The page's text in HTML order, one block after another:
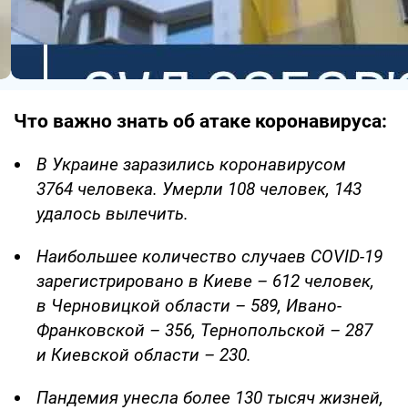
Что важно знать об атаке коронавируса:
В Украине заразились коронавирусом
3764 человека. Умерли 108 человек, 143
удалось вылечить.
Наибольшее количество случаев COVID-19
зарегистрировано в Киеве – 612 человек,
в Черновицкой области – 589, Ивано-
Франковской – 356, Тернопольской – 287
и Киевской области – 230.
Пандемия унесла более 130 тысяч жизней,